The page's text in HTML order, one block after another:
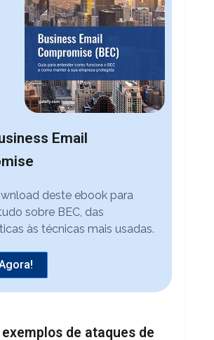
Email
deste ebook para
sobre BEC, das
às técnicas mais usadas.
de ataques de